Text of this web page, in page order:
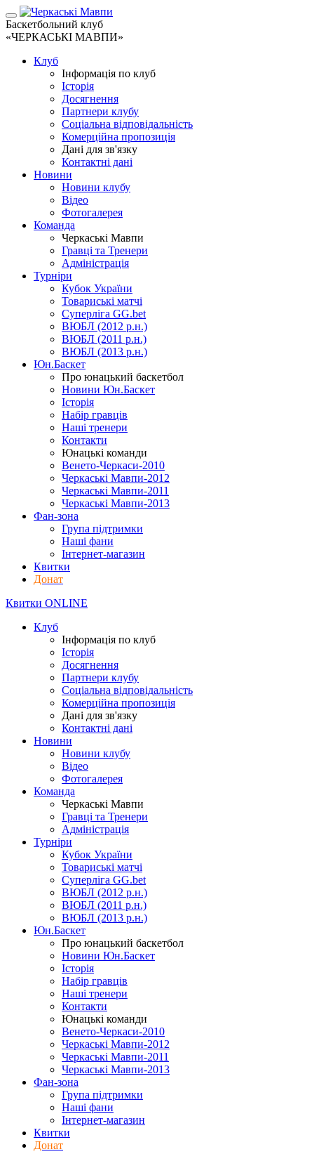
Баскетбольний клуб
«ЧЕРКАСЬКІ МАВПИ»
Клуб
Інформація по клуб
Історія
Досягнення
Партнери клубу
Соціальна відповідальність
Комерційна пропозиція
Дані для зв'язку
Контактні дані
Новини
Новини клубу
Відео
Фотогалерея
Команда
Черкаські Мавпи
Гравці та Тренери
Адміністрація
Турніри
Кубок України
Товариські матчі
Суперліга GG.bet
ВЮБЛ (2012 р.н.)
ВЮБЛ (2011 р.н.)
ВЮБЛ (2013 р.н.)
Юн.Баскет
Про юнацький баскетбол
Новини Юн.Баскет
Історія
Набір гравців
Наші тренери
Контакти
Юнацькі команди
Венето-Черкаси-2010
Черкаські Мавпи-2012
Черкаські Мавпи-2011
Черкаські Мавпи-2013
Фан-зона
Група підтримки
Наші фани
Інтернет-магазин
Квитки
Донат
Квитки ONLINE
Клуб
Інформація по клуб
Історія
Досягнення
Партнери клубу
Соціальна відповідальність
Комерційна пропозиція
Дані для зв'язку
Контактні дані
Новини
Новини клубу
Відео
Фотогалерея
Команда
Черкаські Мавпи
Гравці та Тренери
Адміністрація
Турніри
Кубок України
Товариські матчі
Суперліга GG.bet
ВЮБЛ (2012 р.н.)
ВЮБЛ (2011 р.н.)
ВЮБЛ (2013 р.н.)
Юн.Баскет
Про юнацький баскетбол
Новини Юн.Баскет
Історія
Набір гравців
Наші тренери
Контакти
Юнацькі команди
Венето-Черкаси-2010
Черкаські Мавпи-2012
Черкаські Мавпи-2011
Черкаські Мавпи-2013
Фан-зона
Група підтримки
Наші фани
Інтернет-магазин
Квитки
Донат